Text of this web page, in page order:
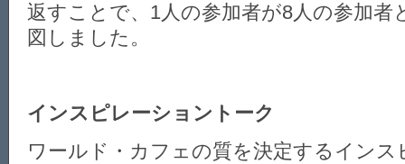
返すことで、1人の参加者が8人の参加者
図しました。
インスピレーショントーク
ワールド・カフェの質を決定するイン